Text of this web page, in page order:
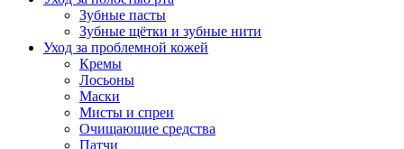
Зубные пасты
Зубные щётки и зубные нити
Уход за проблемной кожей
Кремы
Лосьоны
Маски
Мисты и спреи
Очищающие средства
Патчи